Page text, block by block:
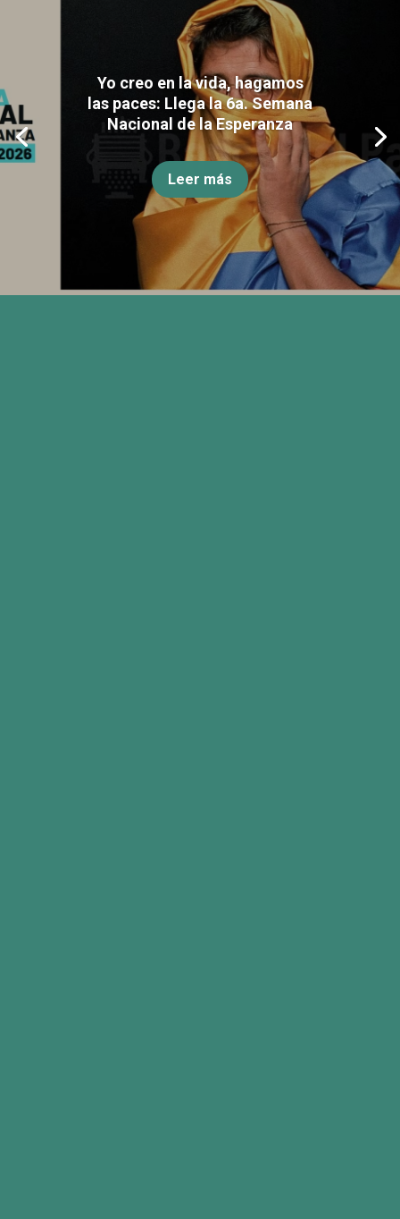
Yo creo en la vida, hagamos
las paces: Llega la 6a. Semana
Nacional de la Esperanza
Leer más